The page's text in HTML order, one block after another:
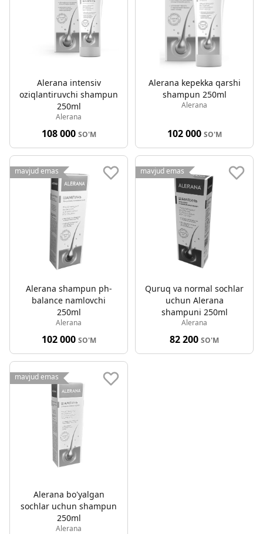
Alerana intensiv
oziqlantiruvchi shampun
250ml
Alerana
108 000 SO'M
Alerana kepekka qarshi
shampun 250ml
Alerana
102 000 SO'M
mavjud emas
Alerana shampun ph-
balance namlovchi
250ml
Alerana
102 000 SO'M
mavjud emas
Quruq va normal sochlar
uchun Alerana
shampuni 250ml
Alerana
82 200 SO'M
mavjud emas
Alerana bo'yalgan
sochlar uchun shampun
250ml
Alerana